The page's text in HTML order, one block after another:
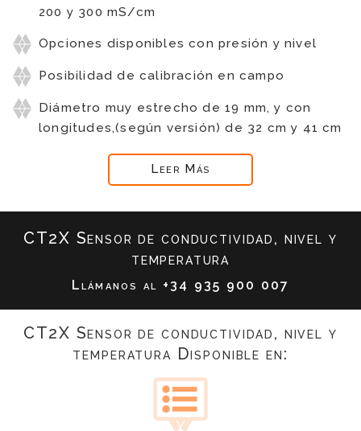
200 y 300 mS/cm
Opciones disponibles con presión y nivel
Posibilidad de calibración en campo
Diámetro muy estrecho de 19 mm, y con
longitudes,(según versión) de 32 cm y 41 cm
Leer Más
CT2X Sensor de conductividad, nivel y
temperatura
Llámanos al +34 935 900 007
CT2X Sensor de conductividad, nivel y
temperatura Disponible en: